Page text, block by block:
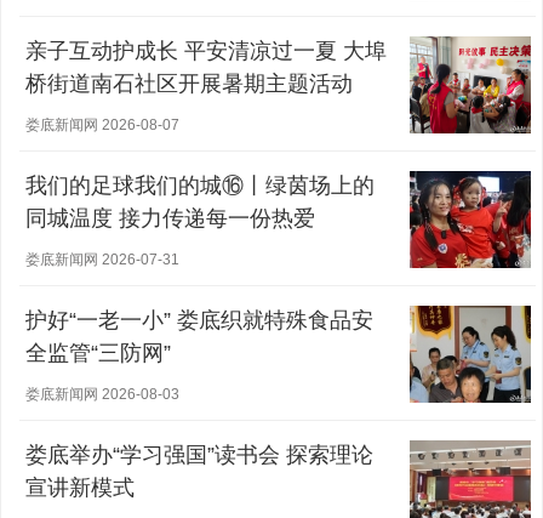
亲子互动护成长 平安清凉过一夏 大埠
桥街道南石社区开展暑期主题活动
娄底新闻网 2026-08-07
我们的足球我们的城⑯丨绿茵场上的
同城温度 接力传递每一份热爱
娄底新闻网 2026-07-31
护好“一老一小” 娄底织就特殊食品安
全监管“三防网”
娄底新闻网 2026-08-03
娄底举办“学习强国”读书会 探索理论
宣讲新模式